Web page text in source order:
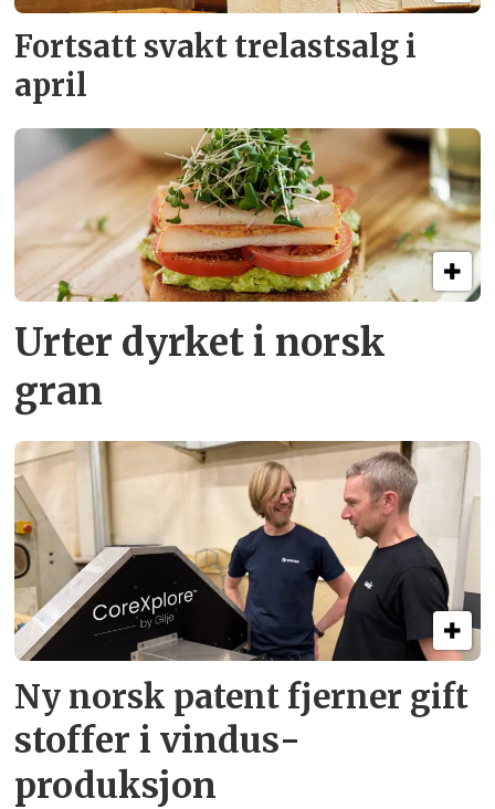
Fortsatt svakt trelastsalg i
april
Urter dyrket i norsk
gran
Ny norsk patent fjerner gift­
stoffer i vindus­
produksjon